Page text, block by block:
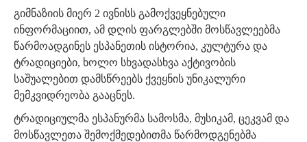
გიმნაზიის მიერ 2 ივნისს გამოქვეყნებული
ინფორმაციით, ამ დღის ფარგლებში მოსწავლეებმა
წარმოადგინეს ესპანეთის ისტორია, კულტურა და
ტრადიციები, ხოლო სხვადასხვა აქტივობის
საშუალებით დამსწრეებს ქვეყნის უნიკალური
მემკვიდრეობა გააცნეს.
ტრადიციულმა ესპანურმა სამოსმა, მუსიკამ, ცეკვამ და
მოსწავლეთა შემოქმედებითმა წარმოდგენებმა